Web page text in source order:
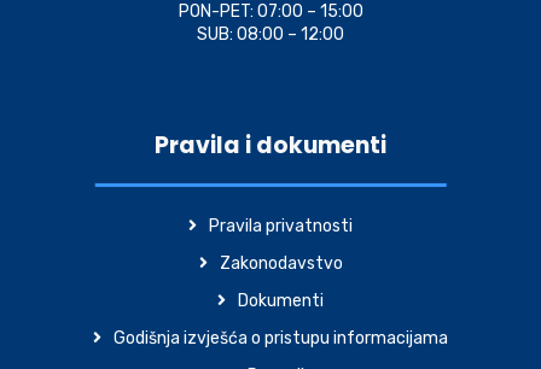
PON-PET: 07:00 – 15:00
SUB: 08:00 – 12:00
Pravila i dokumenti
Pravila privatnosti
Zakonodavstvo
Dokumenti
Godišnja izvješća o pristupu informacijama